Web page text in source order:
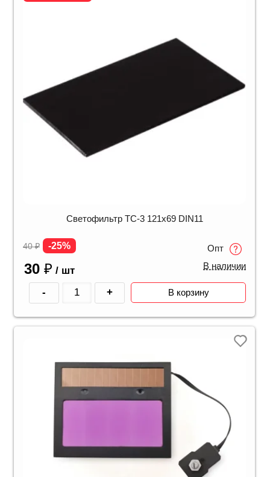
Светофильтр ТС-3 121х69 DIN11
40₽ -25%
30 ₽ / шт
Опт
В наличии
- + В корзину